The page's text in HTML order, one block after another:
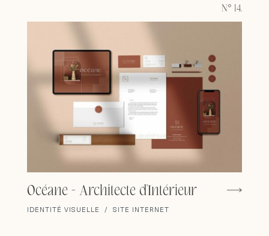
N° 14.
Océane - Architecte d'Intérieur
IDENTITÉ VISUELLE / SITE INTERNET